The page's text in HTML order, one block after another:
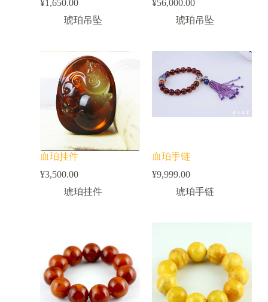
¥1,650.00
琥珀吊坠
¥56,000.00
琥珀吊坠
血珀挂件
¥3,500.00
琥珀挂件
血珀手链
¥9,999.00
琥珀手链